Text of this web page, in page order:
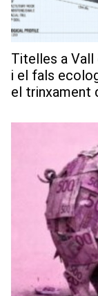
Titelles a Vall
i el fals
el trinxament